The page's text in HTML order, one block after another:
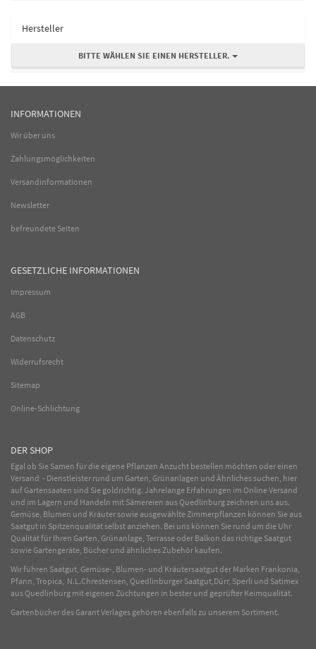
Hersteller
BITTE WÄHLEN SIE EINEN HERSTELLER.
INFORMATIONEN
Wir über uns
Zahlungsmöglichkeiten
Versandinformationen
Newsletter
befreundete Seiten
GESETZLICHE INFORMATIONEN
Impressum
AGB
Datenschutz
Widerrufsrecht
Sitemap
Online-Schlichtung
DER SHOP
Egal ob Sie Samen für die eigene Pflanzen Anzucht bestellen möchten oder einen
Versand - Dienstleister rund um Garten, Grünanlagen und Ähnliches suchen, hier
auf Gartensaaten sind Sie goldrichtig. Jahrelange Erfahrungen im OnlineVersand
und im Lagern und Handeln mit Sämereien aus Quedlinburg zeichnen uns aus.
Gemüse, Blumen und Kräuter sowie ausgewählteZimmerpflanzen können Sie aus
Saatgut in Spitzenqualität selbst anziehen. Bei uns können Sie rund um die Uhr
Qualität für Ihren Garten, Grünanlage, Terrasse oder Balkon das richtige Saatgut
sowie Gartengeräte, Bücher und ähnliches Zubehör kaufen.
Wir führen Saatgut, Gemüse-, Blumen- und Kräutersaatgut der Marken Frankonia,
Pfann, Tropica, N.L.Chrestensen, Quedlinburger Saatgut,Dürr, Sperli und Satimex
aus Quedlinburg mit eigenen Züchtungen in bester und geprüfter Keimqualität.
Gartenbücher des Garant Verlages gehören ebenfalls zu unserem Sortiment.